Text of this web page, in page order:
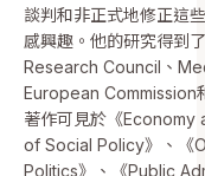
談判和非正式地修正這
感興趣。他的研究得到
Research Council、
European Commission
著作可見於《
of Social Policy》、《
Politics》、《Public